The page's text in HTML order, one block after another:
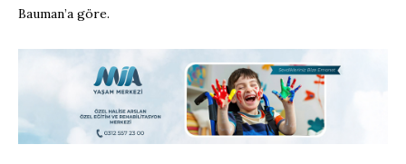
Bauman’a göre.